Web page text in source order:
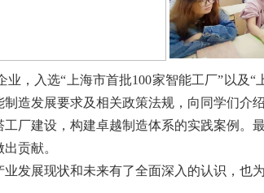
业，入选“上海市首批100家智能工厂”以及“
造发展要求及相关政策法规，向同学们介
厂建设，构建卓越制造体系的实践案例
贡献。
发展现状和未来有了全面深入的认识，也